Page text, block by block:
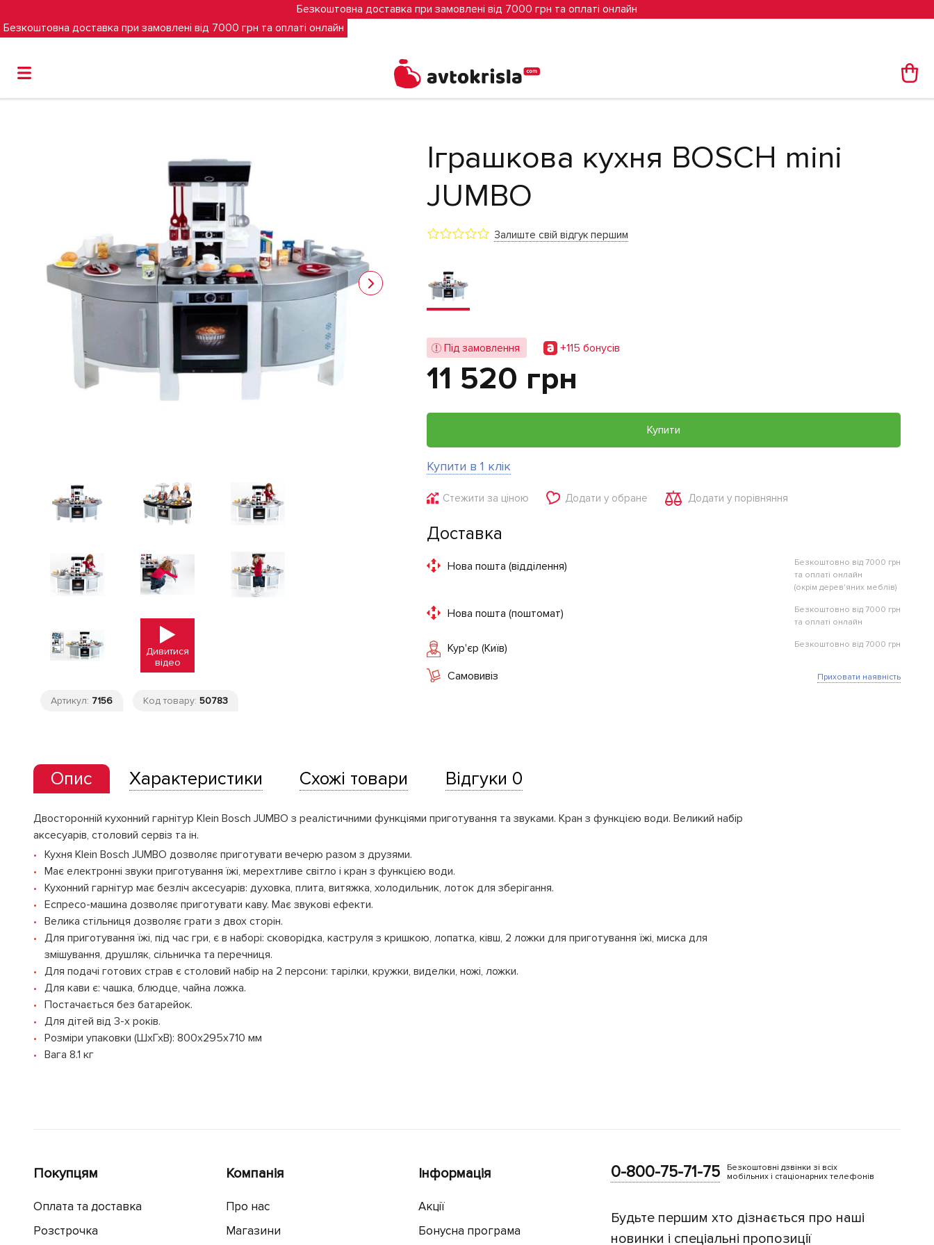
Безкоштовна доставка при замовлені від 7000 грн та оплаті онлайн
Безкоштовна доставка при замовлені від 7000 грн та оплаті онлайн
Дивитися
відео
Артикул: 7156 Код товару: 50783
Іграшкова кухня BOSCH mini
JUMBO
Залиште свій відгук першим
Під замовлення +115 бонусiв
11 520 грн
Купити
Купити в 1 клік
Стежити за ціною Додати у обране Додати у порівняння
Доставка
Нова пошта (відділення)
Безкоштовно від 7000 грн
та оплаті онлайн
(окрім дерев'яних меблів)
Нова пошта (поштомат)
Безкоштовно від 7000 грн
та оплаті онлайн
Кур'єр (Київ) Безкоштовно від 7000 грн
Самовивіз Приховати наявність
Опис Характеристики Схожі товари Відгуки 0
Двосторонній кухонний гарнітур Klein Bosch JUMBO з реалістичними функціями приготування та звуками. Кран з функцією води. Великий набір
аксесуарів, столовий сервіз та ін.
Кухня Klein Bosch JUMBO дозволяє приготувати вечерю разом з друзями.
Має електронні звуки приготування їжі, мерехтливе світло і кран з функцією води.
Кухонний гарнітур має безліч аксесуарів: духовка, плита, витяжка, холодильник, лоток для зберігання.
Еспресо-машина дозволяє приготувати каву. Має звукові ефекти.
Велика стільниця дозволяє грати з двох сторін.
Для приготування їжі, під час гри, є в наборі: сковорідка, каструля з кришкою, лопатка, ківш, 2 ложки для приготування їжі, миска для
змішування, друшляк, сільничка та перечниця.
Для подачі готових страв є столовий набір на 2 персони: тарілки, кружки, виделки, ножі, ложки.
Для кави є: чашка, блюдце, чайна ложка.
Постачається без батарейок.
Для дітей від 3-х років.
Розміри упаковки (ШхГхВ): 800x295x710 мм
Вага 8.1 кг
Покупцям
Оплата та доставка
Розстрочка
Компанія
Про нас
Магазини
Інформація
Акції
Бонусна програма
0-800-75-71-75
Безкоштовні дзвінки зі всіх
мобільних і стаціонарних телефонів
Будьте першим хто дізнається про наші
новинки і спеціальні пропозиції